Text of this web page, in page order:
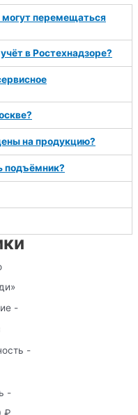
могут перемещаться
в Ростехнадзоре?
на продукцию?
подъёмник?
-
-
-